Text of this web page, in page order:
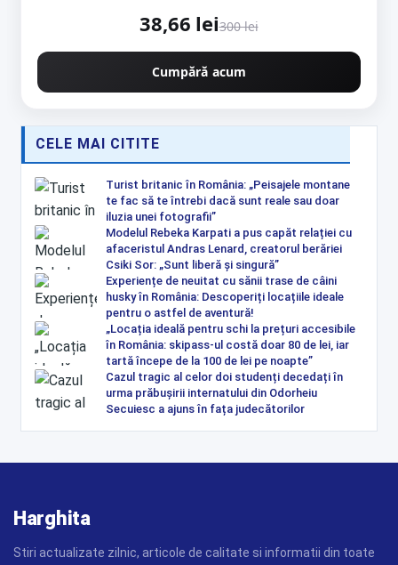
38,66 lei300 lei
Cumpără acum
CELE MAI CITITE
Turist britanic în România: „Peisajele montane
te fac să te întrebi dacă sunt reale sau doar
iluzia unei fotografii”
Modelul Rebeka Karpati a pus capăt relației cu
afaceristul Andras Lenard, creatorul berăriei
Csiki Sor: „Sunt liberă și singură”
Experiențe de neuitat cu sănii trase de câini
husky în România: Descoperiți locațiile ideale
pentru o astfel de aventură!
„Locația ideală pentru schi la prețuri accesibile
în România: skipass-ul costă doar 80 de lei, iar
tartă începe de la 100 de lei pe noapte”
Cazul tragic al celor doi studenți decedați în
urma prăbușirii internatului din Odorheiu
Secuiesc a ajuns în fața judecătorilor
Harghita
Stiri actualizate zilnic, articole de calitate si informatii din toate